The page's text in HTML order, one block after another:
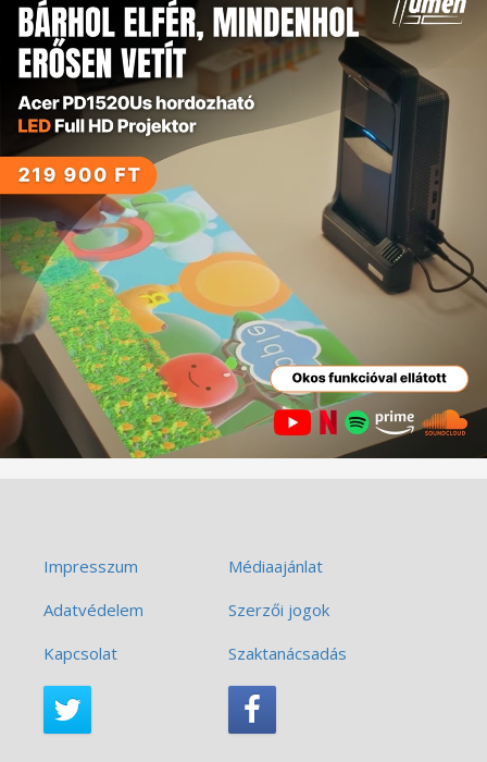
Impresszum
Médiaajánlat
Adatvédelem
Szerzői jogok
Kapcsolat
Szaktanácsadás